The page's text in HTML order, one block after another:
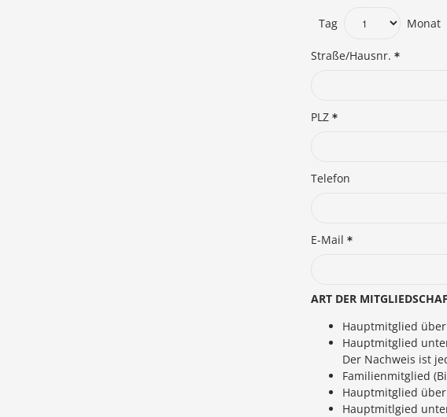
Tag Monat
Straße/Hausnr.
PLZ
Telefon
E-Mail
ART DER
Hauptmitglied über
Hauptmitglied
Der Nachweis ist
Familienmitglied
Hauptmitglied
Hauptmitlgied